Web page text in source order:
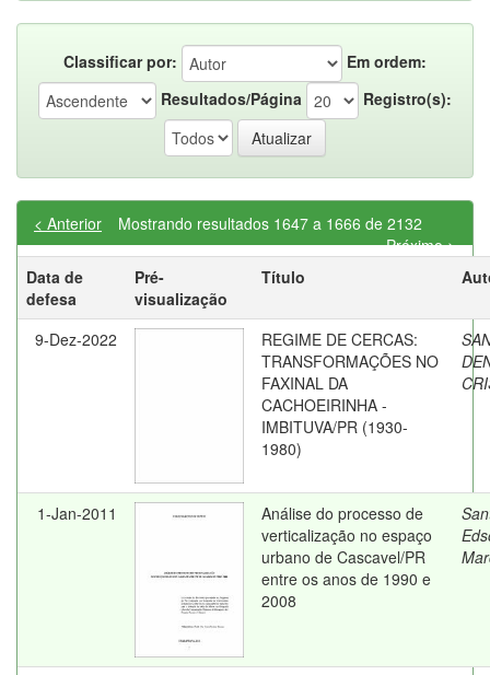
Classificar por:
Em ordem:
Resultados/Página
Registro(s):
Mostrando resultados 1647 a 1666 de 2132
< Anterior
Próximo >
Data de
defesa
Pré-
visualização
Título
9-Dez-2022
REGIME DE CERCAS:
TRANSFORMAÇÕES NO
FAXINAL DA
CACHOEIRINHA -
IMBITUVA/PR (1930-
1980)
1-Jan-2011
Análise do processo de
verticalização no espaço
urbano de Cascavel/PR
entre os anos de 1990 e
2008